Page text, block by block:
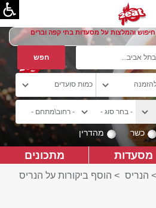
והמלצות על מסעדות בתי קפה וברים
כשר מהדרין
מסעדות מתכונים
> הנריס > הוסף ביקורות על הנריס